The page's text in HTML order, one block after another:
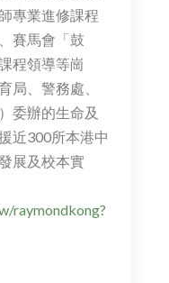
專業進修課程
賽馬會「鼓
程領導等崗
局、警務處、
委辦的生命及
近300所本港中
展及校本實
raymondkong?